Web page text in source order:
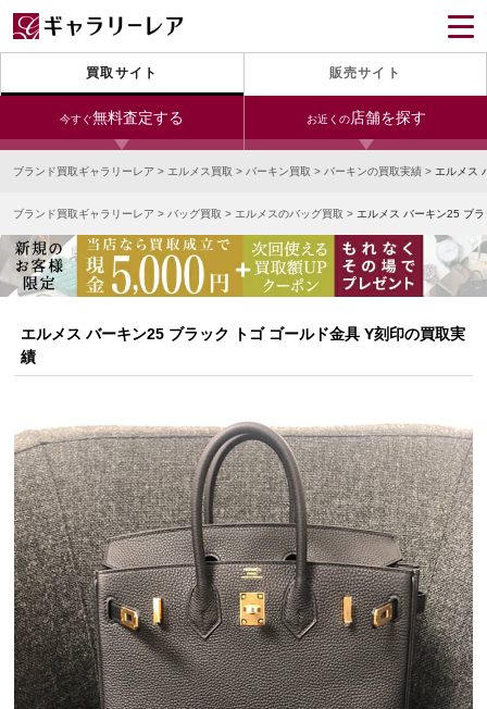
買取サイト 販売サイト
今すぐ無料査定する お近くの店舗を探す
24時間受付（対応時間10:00～19:00）
宅配買取を申し込む
無料の宅配キットをお届けします
今すぐ電話査定
受付時間 10:00～19:00
銀座本店 青山表参道店 新宿東口店
小田急新宿店 LAB東京 名古屋大須店
中野ブロードウェイ
宅配買取を申し込む
無料の宅配キットをお届けします
ブランド買取ギャラリーレア > エルメス買取 > バーキン買取 > バーキンの買取実績 > エルメス
ブランド買取ギャラリーレア > バッグ買取 > エルメスのバッグ買取 > エルメス バーキン25 ブ
エルメス バーキン25 ブラック トゴ ゴールド金具 Y刻印の買取実
績